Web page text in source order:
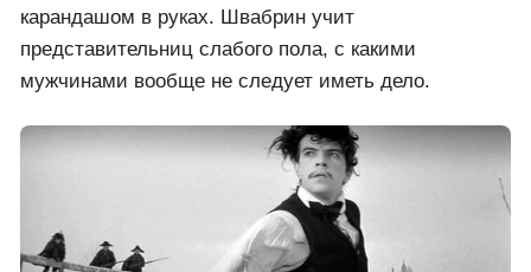
карандашом в руках. Швабрин учит
представительниц слабого пола, с какими
мужчинами вообще не следует иметь дело.